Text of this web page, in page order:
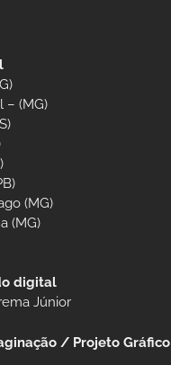
– (MG)
(MG)
(MG)
digital
Júnior
/ Projeto Gráfico